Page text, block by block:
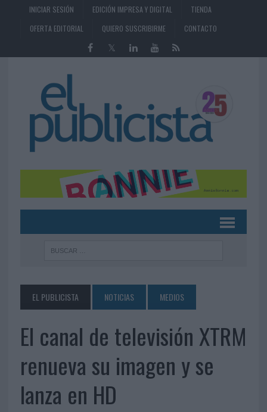
INICIAR SESIÓN EDICIÓN IMPRESA Y DIGITAL
TIENDA
OFERTA EDITORIAL
QUIERO SUSCRIBIRME CONTACTO
EL PUBLICISTA NOTICIAS MEDIOS
El canal de televisión XTRM
renueva su imagen y se
lanza en HD